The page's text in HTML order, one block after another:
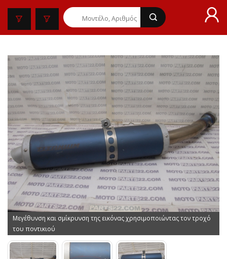
Μεγέθυνση και σμίκρυνση της εικόνας χρησιμοποιώντας τον τροχό
του ποντικιού